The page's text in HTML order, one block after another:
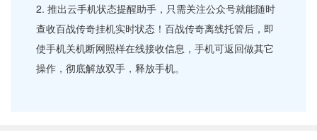
2. 推出云手机状态提醒助手，只需关注公众号就能随时
查收百战传奇挂机实时状态！百战传奇离线托管后，即
使手机关机断网照样在线接收信息，手机可返回做其它
操作，彻底解放双手，释放手机。